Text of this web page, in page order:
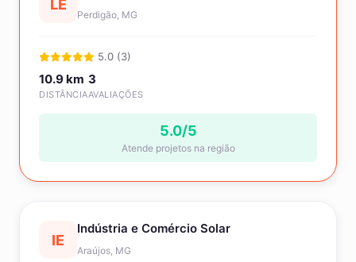
LE
Perdigão, MG
5.0 (3)
10.9 km
DISTÂNCIA
3
AVALIAÇÕES
5.0/5
Atende projetos na região
IE
Indústria e Comércio Solar
Araújos, MG